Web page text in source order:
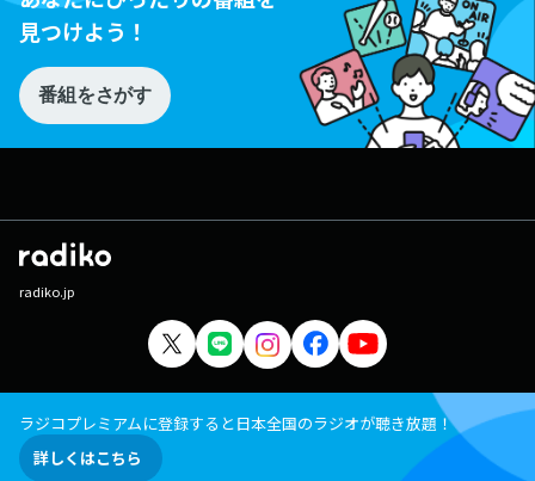
見つけよう！
番組をさがす
radiko.jp
ラジコプレミアムに登録すると日本全国のラジオが聴き放題！
詳しくはこちら